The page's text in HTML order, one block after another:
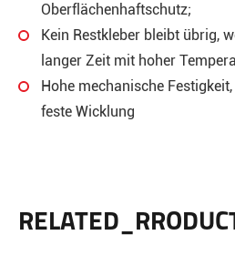
Oberflächenhaftschutz;
Kein Restkleber bleibt übrig,
langer Zeit mit hoher
Hohe mechanische
feste Wicklung